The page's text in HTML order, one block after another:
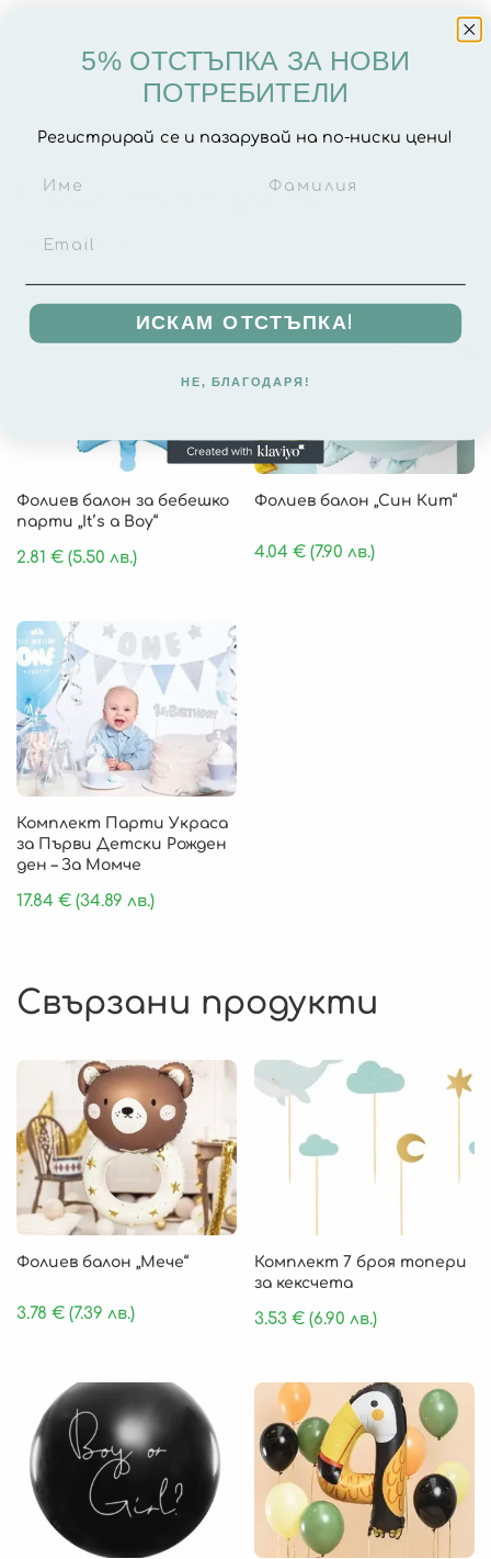
Разгледайте и другите ни предложения за
Също може да ви
хареса…
Фолиев балон за бебешко
парти „It’s a Boy“
2.81 € (5.50 лв.)
Фолиев балон „Син Кит“
4.04€ (7.90 лв.)
Комплект Парти Украса
за Първи Детски Рожден
ден – За Момче
17.84 € (34.89 лв.)
Свързани продукти
Фолиев балон „Мече“
3.78 € (7.39 лв.)
Комплект 7 броя топери
за кексчета
3.53€ (6.90 лв.)
5% ОТСТЪПКА ЗА НОВИ
ПОТРЕБИТЕЛИ
Регистрирай се и пазарувай на по-ниски цени!
ИСКАМ ОТСТЪПКА!
НЕ, БЛАГОДАРЯ!